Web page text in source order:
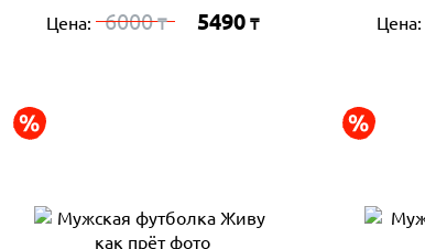
Цена: 6000₸ 5490 ₸ Цена: